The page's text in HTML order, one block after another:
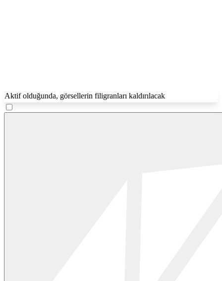
Aktif olduğunda, görsellerin filigranları kaldırılacak